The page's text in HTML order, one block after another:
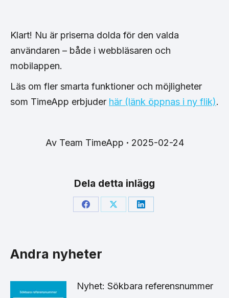
Klart! Nu är priserna dolda för den valda
användaren – både i webbläsaren och
mobilappen.
Läs om fler smarta funktioner och möjligheter
som TimeApp erbjuder här (länk öppnas i ny flik).
Av Team TimeApp 2025-02-24
Dela detta inlägg
Share Share Share
Andra nyheter
Nyhet: Sökbara referensnummer